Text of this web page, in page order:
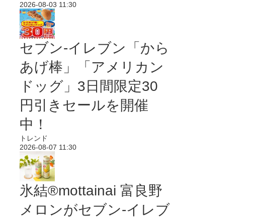
2026-08-03 11:30
セブン‐イレブン「から
あげ棒」「アメリカン
ドッグ」3日間限定30
円引きセールを開催
中！
トレンド
2026-08-07 11:30
氷結®mottainai 富良野
メロンがセブン‐イレブ